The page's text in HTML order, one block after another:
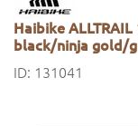
Haibike ALLTRAIL
black/ninja gold/
ID: 131041